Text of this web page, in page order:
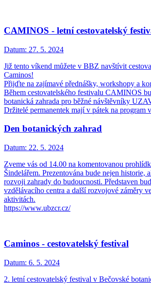
CAMINOS - letní cestovatelský
Datum: 27. 5. 2024
Již tento víkend můžete v BBZ navštívit
Caminos!
Přijďte na zajímavé přednášky, workshopy a
Během cestovatelského festivalu CAMINOS
botanická zahrada pro běžné návštěvníky
Držitelé permanentek mají v pátek na
Den botanických zahrad
Datum: 22. 5. 2024
Zveme vás od 14.00 na komentovanou
Šindelářem. Prezentována bude nejen historie,
rozvoji zahrady do budoucnosti. Představen
vzdělávacího centra a další rozvojové záměry
aktivitách.
https://www.ubzcr.cz/
Caminos - cestovatelský festival
Datum: 6. 5. 2024
2. letní cestovatelský festival v Bečovské